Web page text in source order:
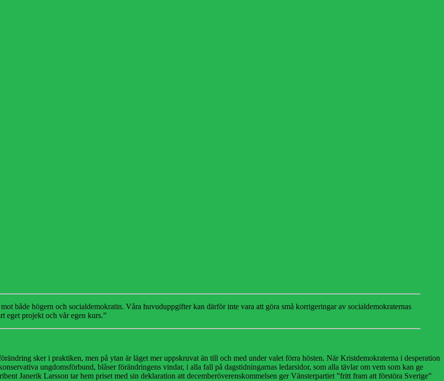
både högern och socialdemokratin. Våra huvuduppgifter kan därför inte vara att göra små korrigeringar av socialdemokraternas
eget projekt och vår egen kurs.”
sker i praktiken, men på ytan är läget mer uppskruvat än till och med under valet förra hösten. När Kristdemokraterna i desperation
ungdomsförbund, blåser förändringens vindar, i alla fall på dagstidningarnas ledarsidor, som alla tävlar om vem som kan ge
Janerik Larsson tar hem priset med sin deklaration att decemberöverenskommelsen ger Vänsterpartiet ”fritt fram att förstöra Sverige”